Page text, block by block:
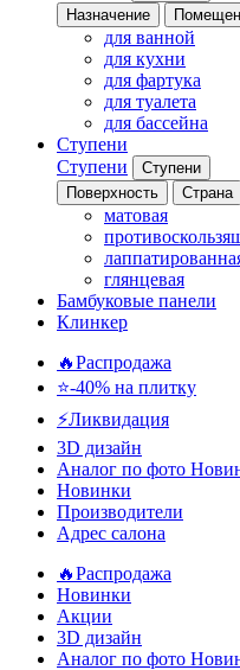
Назначение
для ванной
для кухни
для фартука
для туалета
для бассейна
Ступени
Ступени
Ступени
Поверхность
Страна
матовая
глянцевая
Бамбуковые панели
Клинкер
🔥Распродажа
⭐-40% на плитку
⚡️Ликвидация
3D дизайн
Аналог по фото
Новинки
Производители
Адрес салона
🔥Распродажа
Новинки
Акции
3D дизайн
Аналог по фото